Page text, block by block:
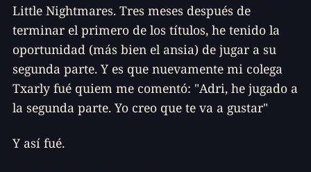
Little Nightmares. Tres meses después de
terminar el primero de los títulos, he tenido la
oportunidad (más bien el ansia) de jugar a su
segunda parte. Y es que nuevamente mi colega
Txarly fué quiem me comentó: "Adri, he jugado a
la segunda parte. Yo creo que te va a gustar"
Y así fué.